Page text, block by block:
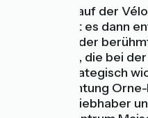
Abenteuer auf der
Weiter geht es dann
den Sie auf der
überqueren, die bei
1944 ein strategisch
geht es Richtung
Vögel und Liebhaber